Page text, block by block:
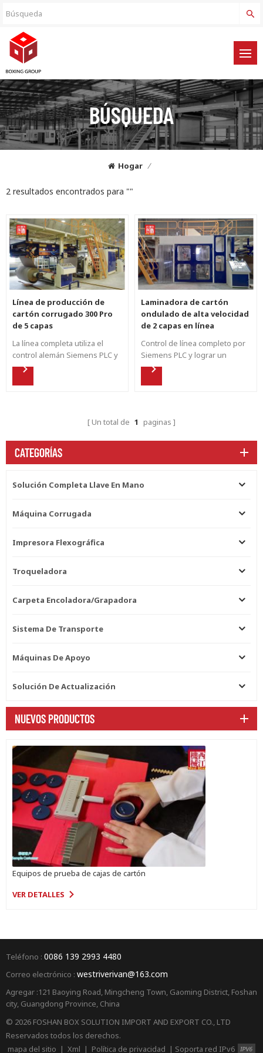
BÚSQUEDA
Hogar /
2 resultados encontrados para ""
Línea de producción de
cartón corrugado 300 Pro
de 5 capas
La línea completa utiliza el
control alemán Siemens PLC y
elige el sistema CAN avanzado
garantizar una respuesta y
Laminadora de cartón
ondulado de alta velocidad
de 2 capas en línea
Control de línea completo por
Siemens PLC y lograr un
control síncrono con el
Un total de 1 paginas
CATEGORÍAS
Solución Completa Llave En Mano
Máquina Corrugada
Impresora Flexográfica
Troqueladora
Carpeta Encoladora/grapadora
Sistema De Transporte
Máquinas De Apoyo
Solución De Actualización
NUEVOS PRODUCTOS
Equipos de prueba de cajas de cartón
VER DETALLES
Teléfono : 0086 139 2993 4480
Correo electrónico : westriverivan@163.com
Agregar :121 Baoying Road, Mingcheng Town, Gaoming District, Foshan
city, Guangdong Province, China
© 2026 FOSHAN BOX SOLUTION IMPORT AND EXPORT CO., LTD
Reservados todos los derechos.
mapa del sitio | Xml | Política de privacidad | Soporta red IPv6